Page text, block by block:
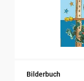
Bilderbuch